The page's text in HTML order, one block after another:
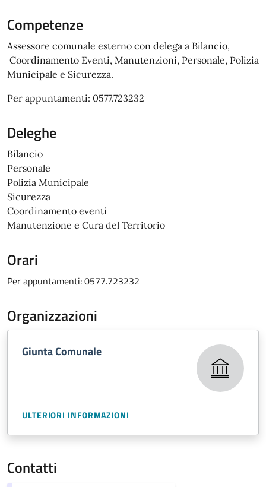
Competenze
Assessore comunale esterno con delega a Bilancio,
Coordinamento Eventi, Manutenzioni, Personale, Polizia
Municipale e Sicurezza.
Per appuntamenti: 0577.723232
Deleghe
Bilancio
Personale
Polizia Municipale
Sicurezza
Coordinamento eventi
Manutenzione e Cura del Territorio
Orari
Per appuntamenti: 0577.723232
Organizzazioni
Giunta Comunale
ULTERIORI INFORMAZIONI
Contatti